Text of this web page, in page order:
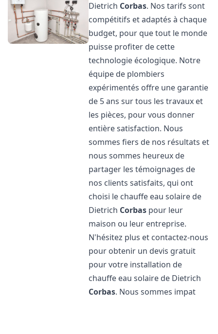
Dietrich Corbas. Nos tarifs sont
compétitifs et adaptés à chaque
budget, pour que tout le monde
puisse profiter de cette
technologie écologique. Notre
équipe de plombiers
expérimentés offre une garantie
de 5 ans sur tous les travaux et
les pièces, pour vous donner
entière satisfaction. Nous
sommes fiers de nos résultats et
nous sommes heureux de
partager les témoignages de
nos clients satisfaits, qui ont
choisi le chauffe eau solaire de
Dietrich Corbas pour leur
maison ou leur entreprise.
N'hésitez plus et contactez-nous
pour obtenir un devis gratuit
pour votre installation de
chauffe eau solaire de Dietrich
Corbas. Nous sommes impat